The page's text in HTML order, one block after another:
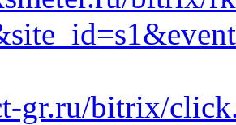
gr.ru/bitrix/